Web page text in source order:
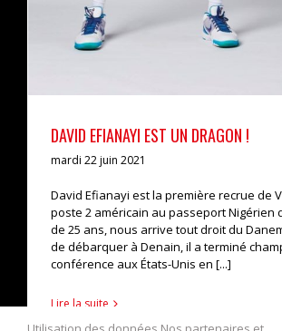
DAVID EFIANAYI EST UN DRAGON !
mardi 22 juin 2021
David Efianayi est la première recrue de
poste 2 américain au passeport Nigérien
de 25 ans, nous arrive tout droit du
de débarquer à Denain, il a terminé
conférence aux États-Unis en [...]
Lire la suite